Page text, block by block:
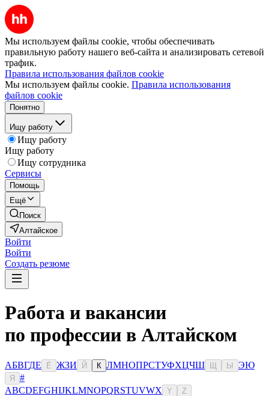
Мы используем файлы cookie, чтобы обеспечивать
правильную работу нашего веб-сайта и анализировать сетевой
трафик.
Правила использования файлов cookie
Мы используем файлы cookie. Правила использования
файлов cookie
Понятно
Ищу работу
Ищу работу
Ищу работу
Ищу сотрудника
Сервисы
Помощь
Ещё
Поиск
Алтайское
Войти
Войти
Создать резюме
Работа и вакансии
по профессии в Алтайском
АБВГДЕ Ё ЖЗИ Й К ЛМНОПРСТУФХЦЧШ Ы ЭЮ
Я
#
ABCDEFGHIJKLMNOPQRSTUVWX Y Z